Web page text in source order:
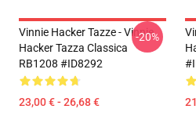
Vinnie Hacker Tazze - Vinnie
Hacker Tazza Classica
RB1208 #ID8292
23,00 € - 26,68 €
-20%